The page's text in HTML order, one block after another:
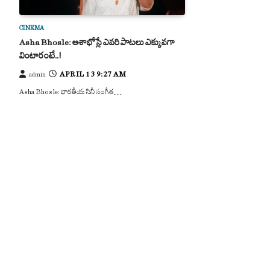
CINEMA
Asha Bhosle: ఆశాభోస్లే ఎవరి పాటలు ఎక్కువగా
వింటారంటే..!
admin APRIL 13 9:27 AM
Asha Bhosle: భారతీయ సినీ సంగీత…